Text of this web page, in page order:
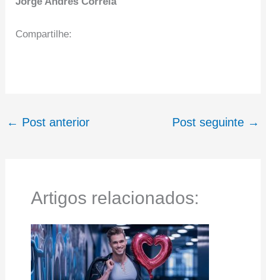
Compartilhe:
← Post anterior Post seguinte →
Artigos relacionados: